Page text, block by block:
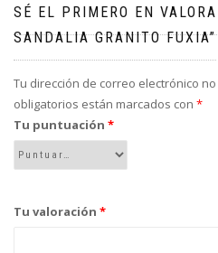
SÉ EL PRIMERO EN
SANDALIA GRANITO FUXIA”
Tu dirección de correo electrónico
obligatorios están marcados con *
Tu puntuación *
Tu valoración *